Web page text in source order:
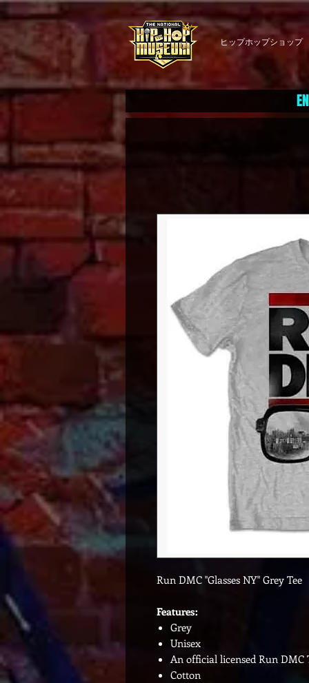
ヒップホップショップ
Run DMC "Glasses NY" Grey Tee
Features:
Grey
Unisex
An official licensed Run DMC
Cotton